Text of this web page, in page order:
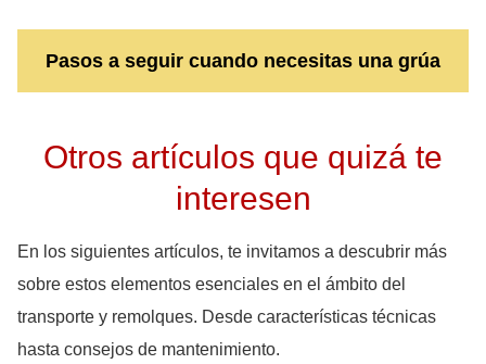
Pasos a seguir cuando necesitas una grúa
Otros artículos que quizá te
interesen
En los siguientes artículos, te invitamos a descubrir más
sobre estos elementos esenciales en el ámbito del
transporte y remolques. Desde características técnicas
hasta consejos de mantenimiento.